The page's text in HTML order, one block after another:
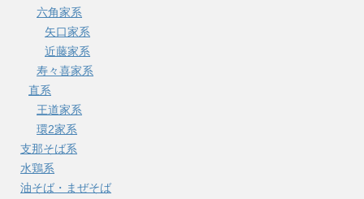
六角家系
矢口家系
近藤家系
寿々喜家系
直系
王道家系
環2家系
支那そば系
水鶏系
油そば・まぜそば